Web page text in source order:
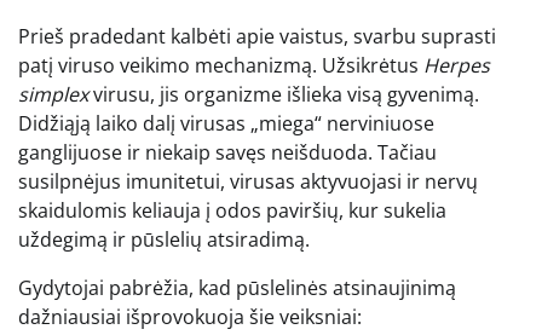
Prieš pradedant kalbėti apie vaistus, svarbu suprasti
patį viruso veikimo mechanizmą. Užsikrėtus Herpes
simplexvirusu, jis organizme išlieka visą gyvenimą.
Didžiąją laiko dalį virusas „miega“ nerviniuose
ganglijuose ir niekaip savęs neišduoda. Tačiau
susilpnėjus imunitetui, virusas aktyvuojasi ir nervų
skaidulomis keliauja į odos paviršių, kur sukelia
uždegimą ir pūslelių atsiradimą.
Gydytojai pabrėžia, kad pūslelinės atsinaujinimą
dažniausiai išprovokuoja šie veiksniai: